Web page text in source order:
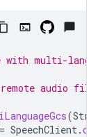
multi-
audio file
(
= SpeechClient.